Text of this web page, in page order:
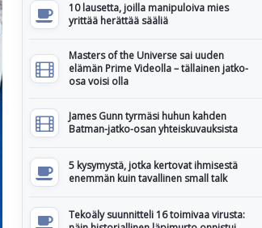
10 lausetta, joilla manipuloiva mies
yrittää herättää sääliä
Masters of the Universe sai uuden
elämän Prime Videolla – tällainen jatko-
osa voisi olla
James Gunn tyrmäsi huhun kahden
Batman-jatko-osan yhteiskuvauksista
5 kysymystä, jotka kertovat ihmisestä
enemmän kuin tavallinen small talk
Tekoäly suunnitteli 16 toimivaa virusta: